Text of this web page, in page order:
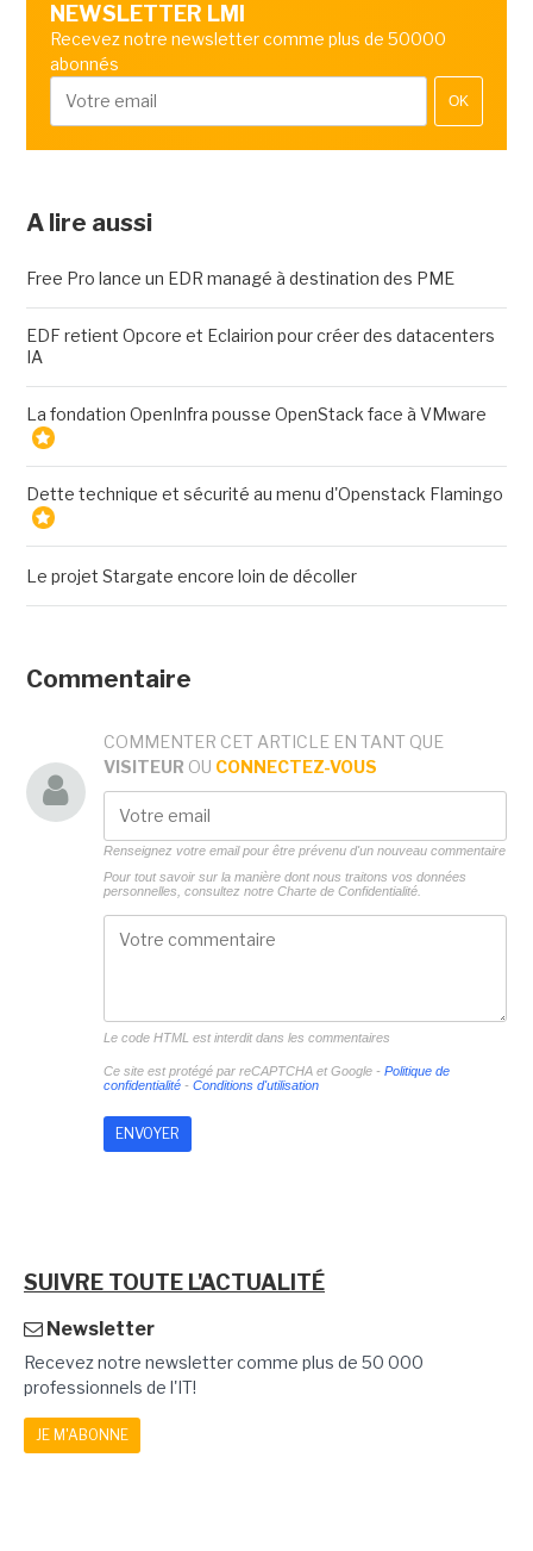
NEWSLETTER LMI
Recevez notre newsletter comme plus de 50000
abonnés
OK
A lire aussi
Free Pro lance un EDR managé à destination des PME
EDF retient Opcore et Eclairion pour créer des datacenters
IA
La fondation OpenInfra pousse OpenStack face à VMware
Dette technique et sécurité au menu d'Openstack Flamingo
Le projet Stargate encore loin de décoller
Commentaire
COMMENTER CET ARTICLE EN TANT QUE
VISITEUR OU CONNECTEZ-VOUS
Renseignez votre email pour être prévenu d'un nouveau commentaire
Pour tout savoir sur la manière dont nous traitons vos données
personnelles, consultez notre Charte de Confidentialité.
Le code HTML est interdit dans les commentaires
Ce site est protégé par reCAPTCHA et Google - Politique de
confidentialité- Conditions d'utilisation
SUIVRE TOUTE L'ACTUALITÉ
Newsletter
Recevez notre newsletter comme plus de 50 000
professionnels de l'IT!
JE M'ABONNE